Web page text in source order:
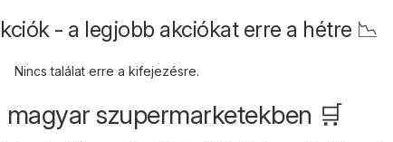
- a legjobb akciókat erre a hétre 📉
Nincs találat erre a kifejezésre.
magyar szupermarketekben 🛒